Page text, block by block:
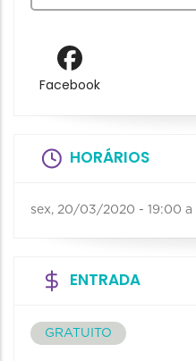
Facebook
HORÁRIOS
sex, 20/03/2020 - 19:00 a
ENTRADA
GRATUITO